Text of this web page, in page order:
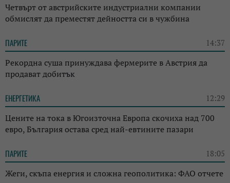
Четвърт от австрийските индустриални компании
обмислят да преместят дейността си в чужбина
ПАРИТЕ 14:37
Рекордна суша принуждава фермерите в Австрия да
продават добитък
ЕНЕРГЕТИКА 12:29
Цените на тока в Югоизточна Европа скочиха над 700
евро, България остава сред най-евтините пазари
ПАРИТЕ 18:05
Жеги, скъпа енергия и сложна геополитика: ФАО отчете